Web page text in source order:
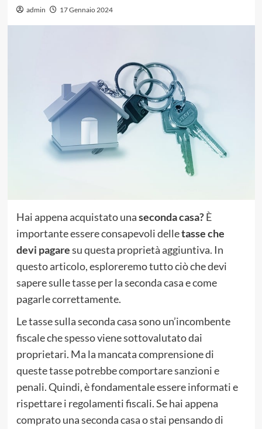
admin 17 Gennaio 2024
Hai appena acquistato unaseconda casa?È
importante essere consapevoli delletasse che
devi pagaresu questa proprietà aggiuntiva. In
questo articolo, esploreremo tutto ciò che devi
sapere sulle tasse per la seconda casa e come
pagarle correttamente.
Le tasse sulla seconda casa sono un’incombente
fiscale che spesso viene sottovalutato dai
proprietari. Ma la mancata comprensione di
queste tasse potrebbe comportare sanzioni e
penali. Quindi, è fondamentale essere informati e
rispettare i regolamenti fiscali. Se hai appena
comprato una seconda casa o stai pensando di